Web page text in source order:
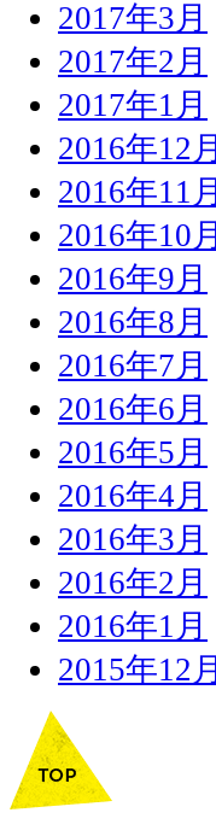
2017年3月
2017年2月
2017年1月
2016年12月
2016年11月
2016年10月
2016年9月
2016年8月
2016年7月
2016年6月
2016年5月
2016年4月
2016年3月
2016年2月
2016年1月
2015年12月